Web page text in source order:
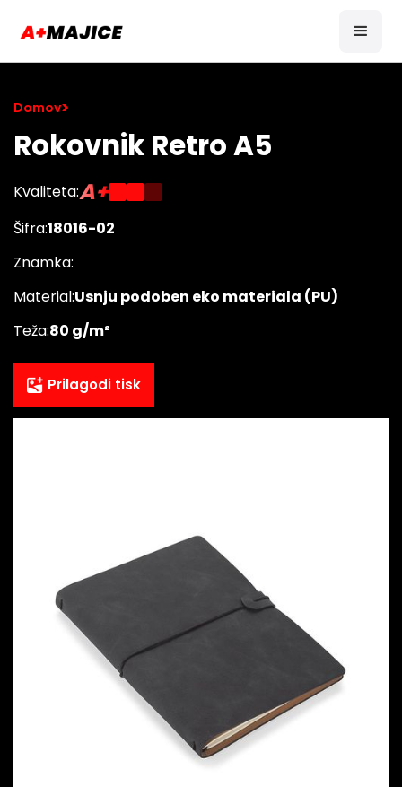
Domov>
Rokovnik Retro A5
Kvaliteta:A+
Šifra:18016-02
Znamka:
Material:Usnju podoben eko materiala (PU)
Teža:80 g/m²
Prilagodi tisk